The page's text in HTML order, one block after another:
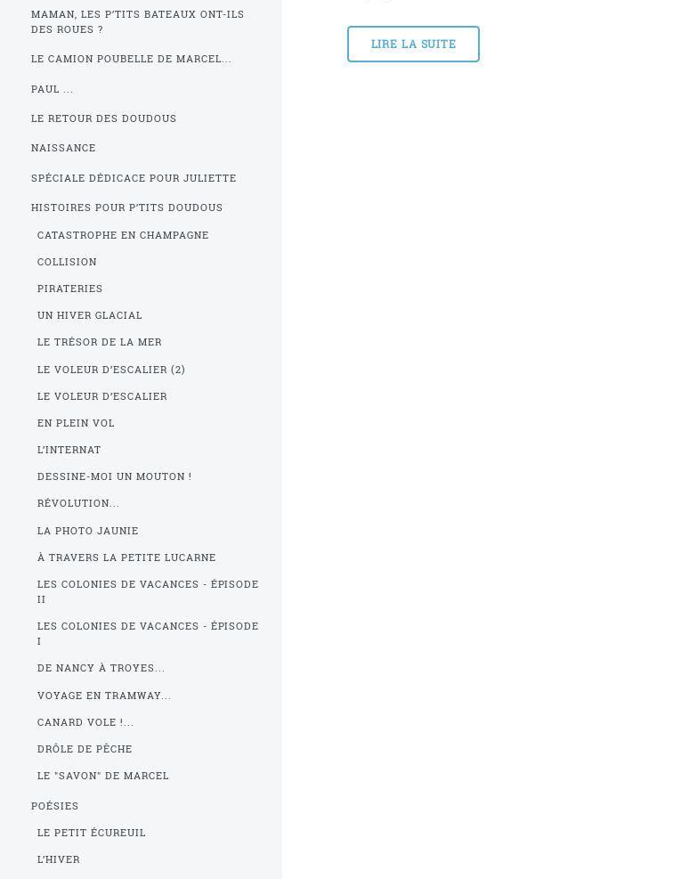
LIRE LA SUITE
MAMAN, LES P’TITS BATEAUX ONT-ILS
DES ROUES ?
LE CAMION POUBELLE DE MARCEL...
PAUL ...
LE RETOUR DES DOUDOUS
NAISSANCE
SPÉCIALE DÉDICACE POUR JULIETTE
HISTOIRES POUR P’TITS DOUDOUS
CATASTROPHE EN CHAMPAGNE
COLLISION
PIRATERIES
UN HIVER GLACIAL
LE TRÉSOR DE LA MER
LE VOLEUR D’ESCALIER (2)
LE VOLEUR D’ESCALIER
EN PLEIN VOL
L’INTERNAT
DESSINE-MOI UN MOUTON !
RÉVOLUTION...
LA PHOTO JAUNIE
À TRAVERS LA PETITE LUCARNE
LES COLONIES DE VACANCES - ÉPISODE
II
LES COLONIES DE VACANCES - ÉPISODE
I
DE NANCY À TROYES...
VOYAGE EN TRAMWAY...
CANARD VOLE !...
DRÔLE DE PÊCHE
LE "SAVON" DE MARCEL
POÉSIES
LE PETIT ÉCUREUIL
L’HIVER